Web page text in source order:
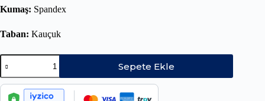
Kumaş: Spandex
Taban: Kauçuk
Sepete Ekle